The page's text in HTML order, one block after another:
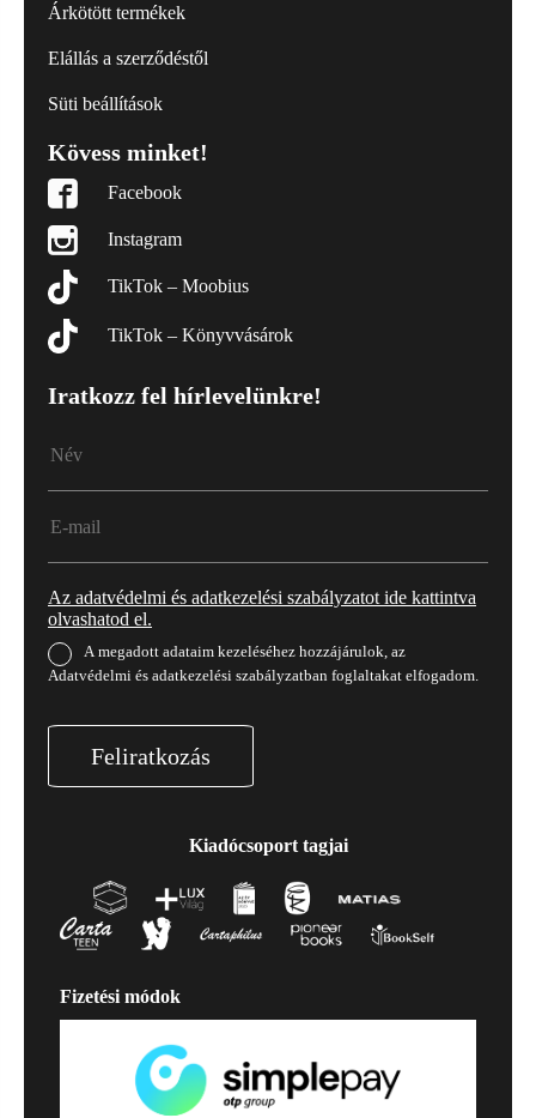
Árkötött termékek
Elállás a szerződéstől
Süti beállítások
Kövess minket!
Facebook
Instagram
TikTok – Moobius
TikTok – Könyvvásárok
Iratkozz fel hírlevelünkre!
Az adatvédelmi és adatkezelési szabályzatot ide kattintva
olvashatod el.
A megadott adataim kezeléséhez hozzájárulok, az
Adatvédelmi és adatkezelési szabályzatban foglaltakat elfogadom.
Feliratkozás
Kiadócsoport tagjai
Fizetési módok